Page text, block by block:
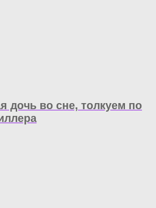
дочь во сне, толкуем по